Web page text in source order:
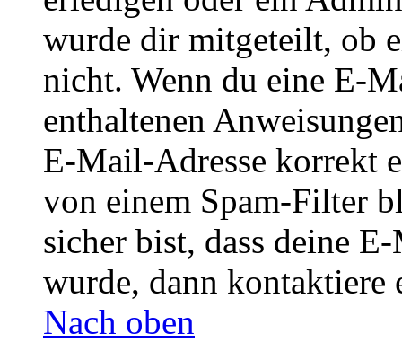
wurde dir mitgeteilt, ob
nicht. Wenn du eine E-
enthaltenen
E-Mail-Adresse korrekt
von einem Spam-Filter
sicher bist, dass deine
wurde, dann kontaktiere
Nach oben